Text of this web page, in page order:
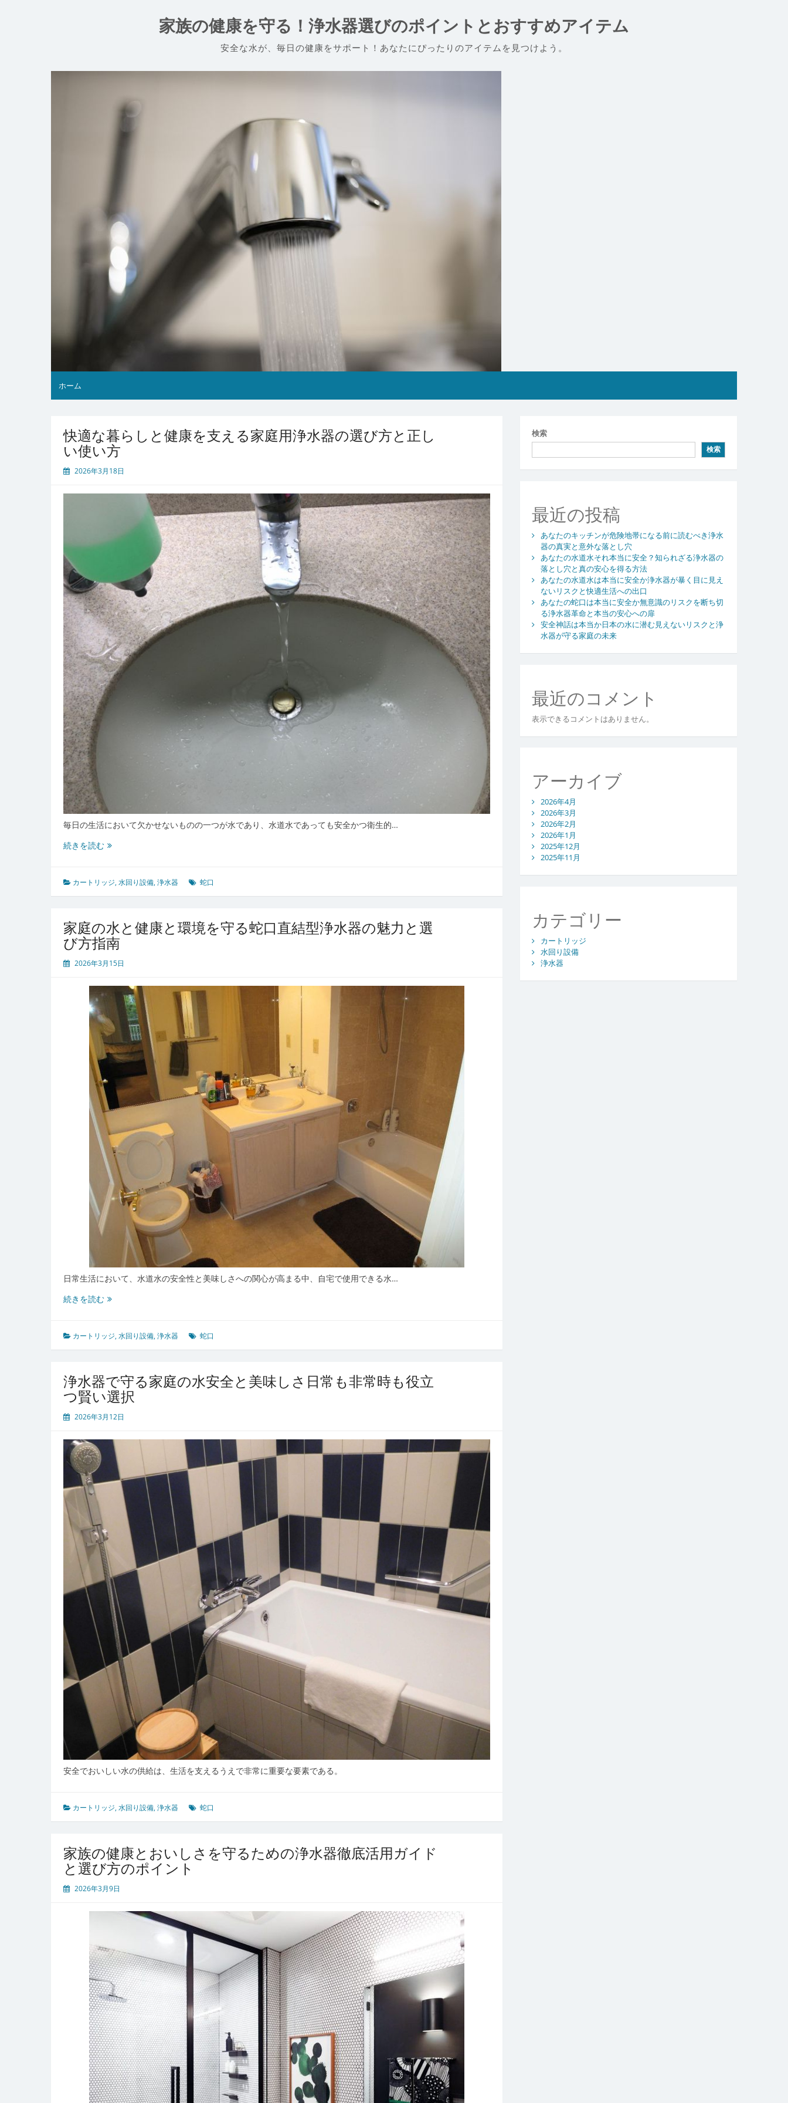
家族の健康を守る！浄水器選びのポイントとおすすめアイテム
安全な水が、毎日の健康をサポート！あなたにぴったりのアイテムを見つけよう。
ホーム
快適な暮らしと健康を支える家庭用浄水器の選び方と正し
い使い方
2026年3月18日
毎日の生活において欠かせないものの一つが水であり、水道水であっても安全かつ衛生的…
続きを読む快
暮
ら
健
康
支
る
庭
用
浄
水
の
選
び
方
と
正
し
い
使
い
方
カートリッジ,水回り設備,浄水器 蛇口
家庭の水と健康と環境を守る蛇口直結型浄水器の魅力と選
び方指南
2026年3月15日
日常生活において、水道水の安全性と美味しさへの関心が高まる中、自宅で使用できる水…
続きを読む家
水
と
と
環
を
直
水
器
の
魅
力
と
選
び
南
カートリッジ,水回り設備,浄水器 蛇口
浄水器で守る家庭の水安全と美味しさ日常も非常時も役立
つ賢い選択
2026年3月12日
安全でおいしい水の供給は、生活を支えるうえで非常に重要な要素である。
カートリッジ,水回り設備,浄水器 蛇口
家族の健康とおいしさを守るための浄水器徹底活用ガイド
と選び方のポイント
2026年3月9日
検索
検索
最近の投稿
あなたのキッチンが危険地帯になる前に読むべき浄水
器の真実と意外な落とし穴
あなたの水道水それ本当に安全？知られざる浄水器の
落とし穴と真の安心を得る方法
あなたの水道水は本当に安全か浄水器が暴く目に見え
ないリスクと快適生活への出口
あなたの蛇口は本当に安全か無意識のリスクを断ち切
る浄水器革命と本当の安心への扉
安全神話は本当か日本の水に潜む見えないリスクと浄
水器が守る家庭の未来
最近のコメント
表示できるコメントはありません。
アーカイブ
2026年4月
2026年3月
2026年2月
2026年1月
2025年12月
2025年11月
カテゴリー
カートリッジ
水回り設備
浄水器